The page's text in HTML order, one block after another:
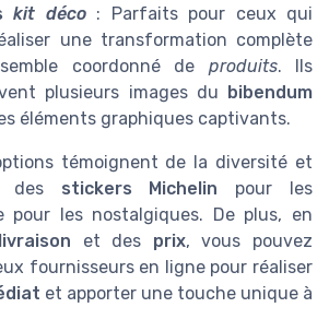
kit déco: Parfaits pour ceux qui
une transformation complète
coordonné de produits. Ils
plusieurs images du
bibendum
éléments graphiques captivants.
témoignent de la diversité et
des stickers Michelin pour les
pour les nostalgiques. De plus, en
livraison et des prix, vous pouvez
fournisseurs en ligne pour réaliser
et apporter une touche unique à